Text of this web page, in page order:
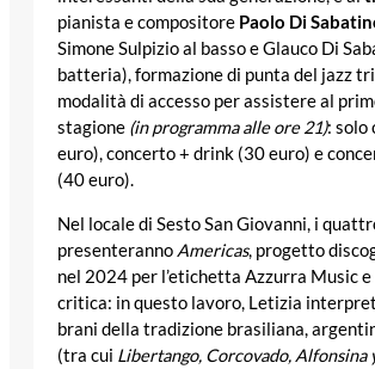
pianista e compositore Paolo Di
Simone Sulpizio al basso e Glauco Di
batteria), formazione di punta del jazz
modalità di accesso per assistere al
stagione (in programma alle ore 21): solo
euro), concerto + drink (30 euro) e
(40 euro).
Nel locale di Sesto San Giovanni, i
presenteranno Americas, progetto
nel 2024 per l’etichetta Azzurra Music
critica: in questo lavoro, Letizia
brani della tradizione brasiliana,
(tra cui Libertango, Corcovado, Alfonsina